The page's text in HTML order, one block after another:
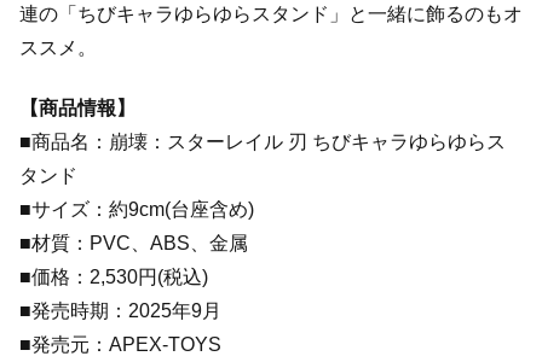
連の「ちびキャラゆらゆらスタンド」と一緒に飾るのもオ
ススメ。
【商品情報】
■商品名：崩壊：スターレイル 刃 ちびキャラゆらゆらス
タンド
■サイズ：約9cm(台座含め)
■材質：PVC、ABS、金属
■価格：2,530円(税込)
■発売時期：2025年9月
■発売元：APEX-TOYS